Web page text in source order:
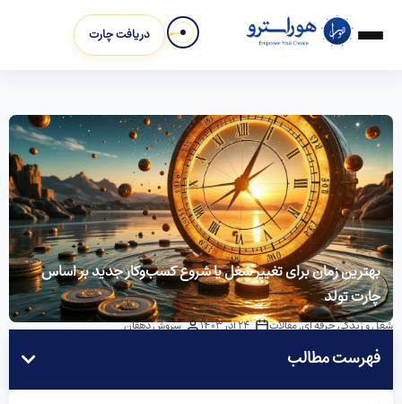
دریافت چارت
بهترین زمان برای تغییر شغل یا شروع کسب‌وکار جدید بر اساس
چارت تولد
شغل و زندگی حرفه ای,مقالات 24 آذر 1403 سروش دهقان
فهرست مطالب